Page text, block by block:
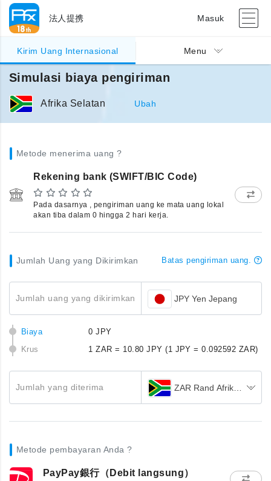
法人提携 Masuk
Kirim Uang Internasional Menu
Simulasi biaya pengiriman
Afrika Selatan Ubah
Metode menerima uang ?
Rekening bank (SWIFT/BIC Code)
Pada dasarnya , pengiriman uang ke mata uang lokal
akan tiba dalam 0 hingga 2 hari kerja.
Jumlah Uang yang Dikirimkan Batas pengiriman uang.
Jumlah uang yang dikirimkan JPY Yen Jepang
Biaya
0 JPY
Krus
1 ZAR = 10.80 JPY (1 JPY = 0.092592 ZAR)
Jumlah yang diterima ZAR Rand Afrika Selatan
Metode pembayaran Anda ?
PayPay銀行（Debit langsung）